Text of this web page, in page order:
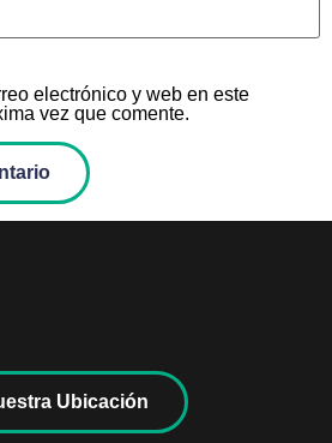
electrónico y web en este
vez que comente.
Ubicación